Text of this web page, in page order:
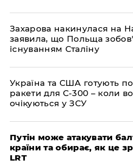
​Захарова накинулася на
заявила, що Польща
існуванням Сталіну
​Україна та США готують
ракети для С-300 – коли
очікуються у ЗСУ
​Путін може атакувати
країни та обирає, як це
LRT